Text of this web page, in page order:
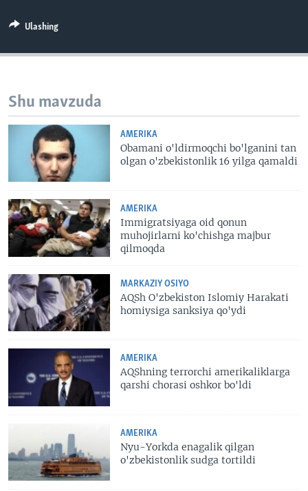
Ulashing
Shu mavzuda
AMERIKA
Obamani o'ldirmoqchi bo'lganini tan
olgan o'zbekistonlik 16 yilga qamaldi
AMERIKA
Immigratsiyaga oid qonun
muhojirlarni ko'chishga majbur
qilmoqda
MARKAZIY OSIYO
AQSh O'zbekiston Islomiy Harakati
homiysiga sanksiya qo'ydi
AMERIKA
AQShning terrorchi amerikaliklarga
qarshi chorasi oshkor bo'ldi
AMERIKA
Nyu-Yorkda enagalik qilgan
o'zbekistonlik sudga tortildi